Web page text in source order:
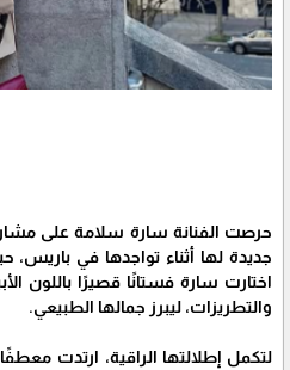
حرصت الفنانة سارة سلامة على
جديدة لها أثناء تواجدها في باريس،
اختارت سارة فستانًا قصيرًا باللون
والتطريزات، ليبرز جمالها الطبيعي.
لتكمل إطلالتها الراقية، ارتدت معطفًا